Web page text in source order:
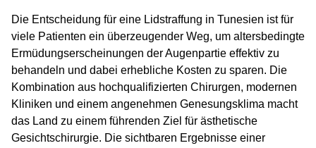
Die Entscheidung für eine Lidstraffung in Tunesien ist für
viele Patienten ein überzeugender Weg, um altersbedingte
Ermüdungserscheinungen der Augenpartie effektiv zu
behandeln und dabei erhebliche Kosten zu sparen. Die
Kombination aus hochqualifizierten Chirurgen, modernen
Kliniken und einem angenehmen Genesungsklima macht
das Land zu einem führenden Ziel für ästhetische
Gesichtschirurgie. Die sichtbaren Ergebnisse einer